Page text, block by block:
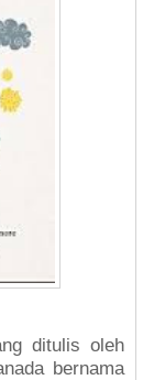
ditulis oleh
bernama